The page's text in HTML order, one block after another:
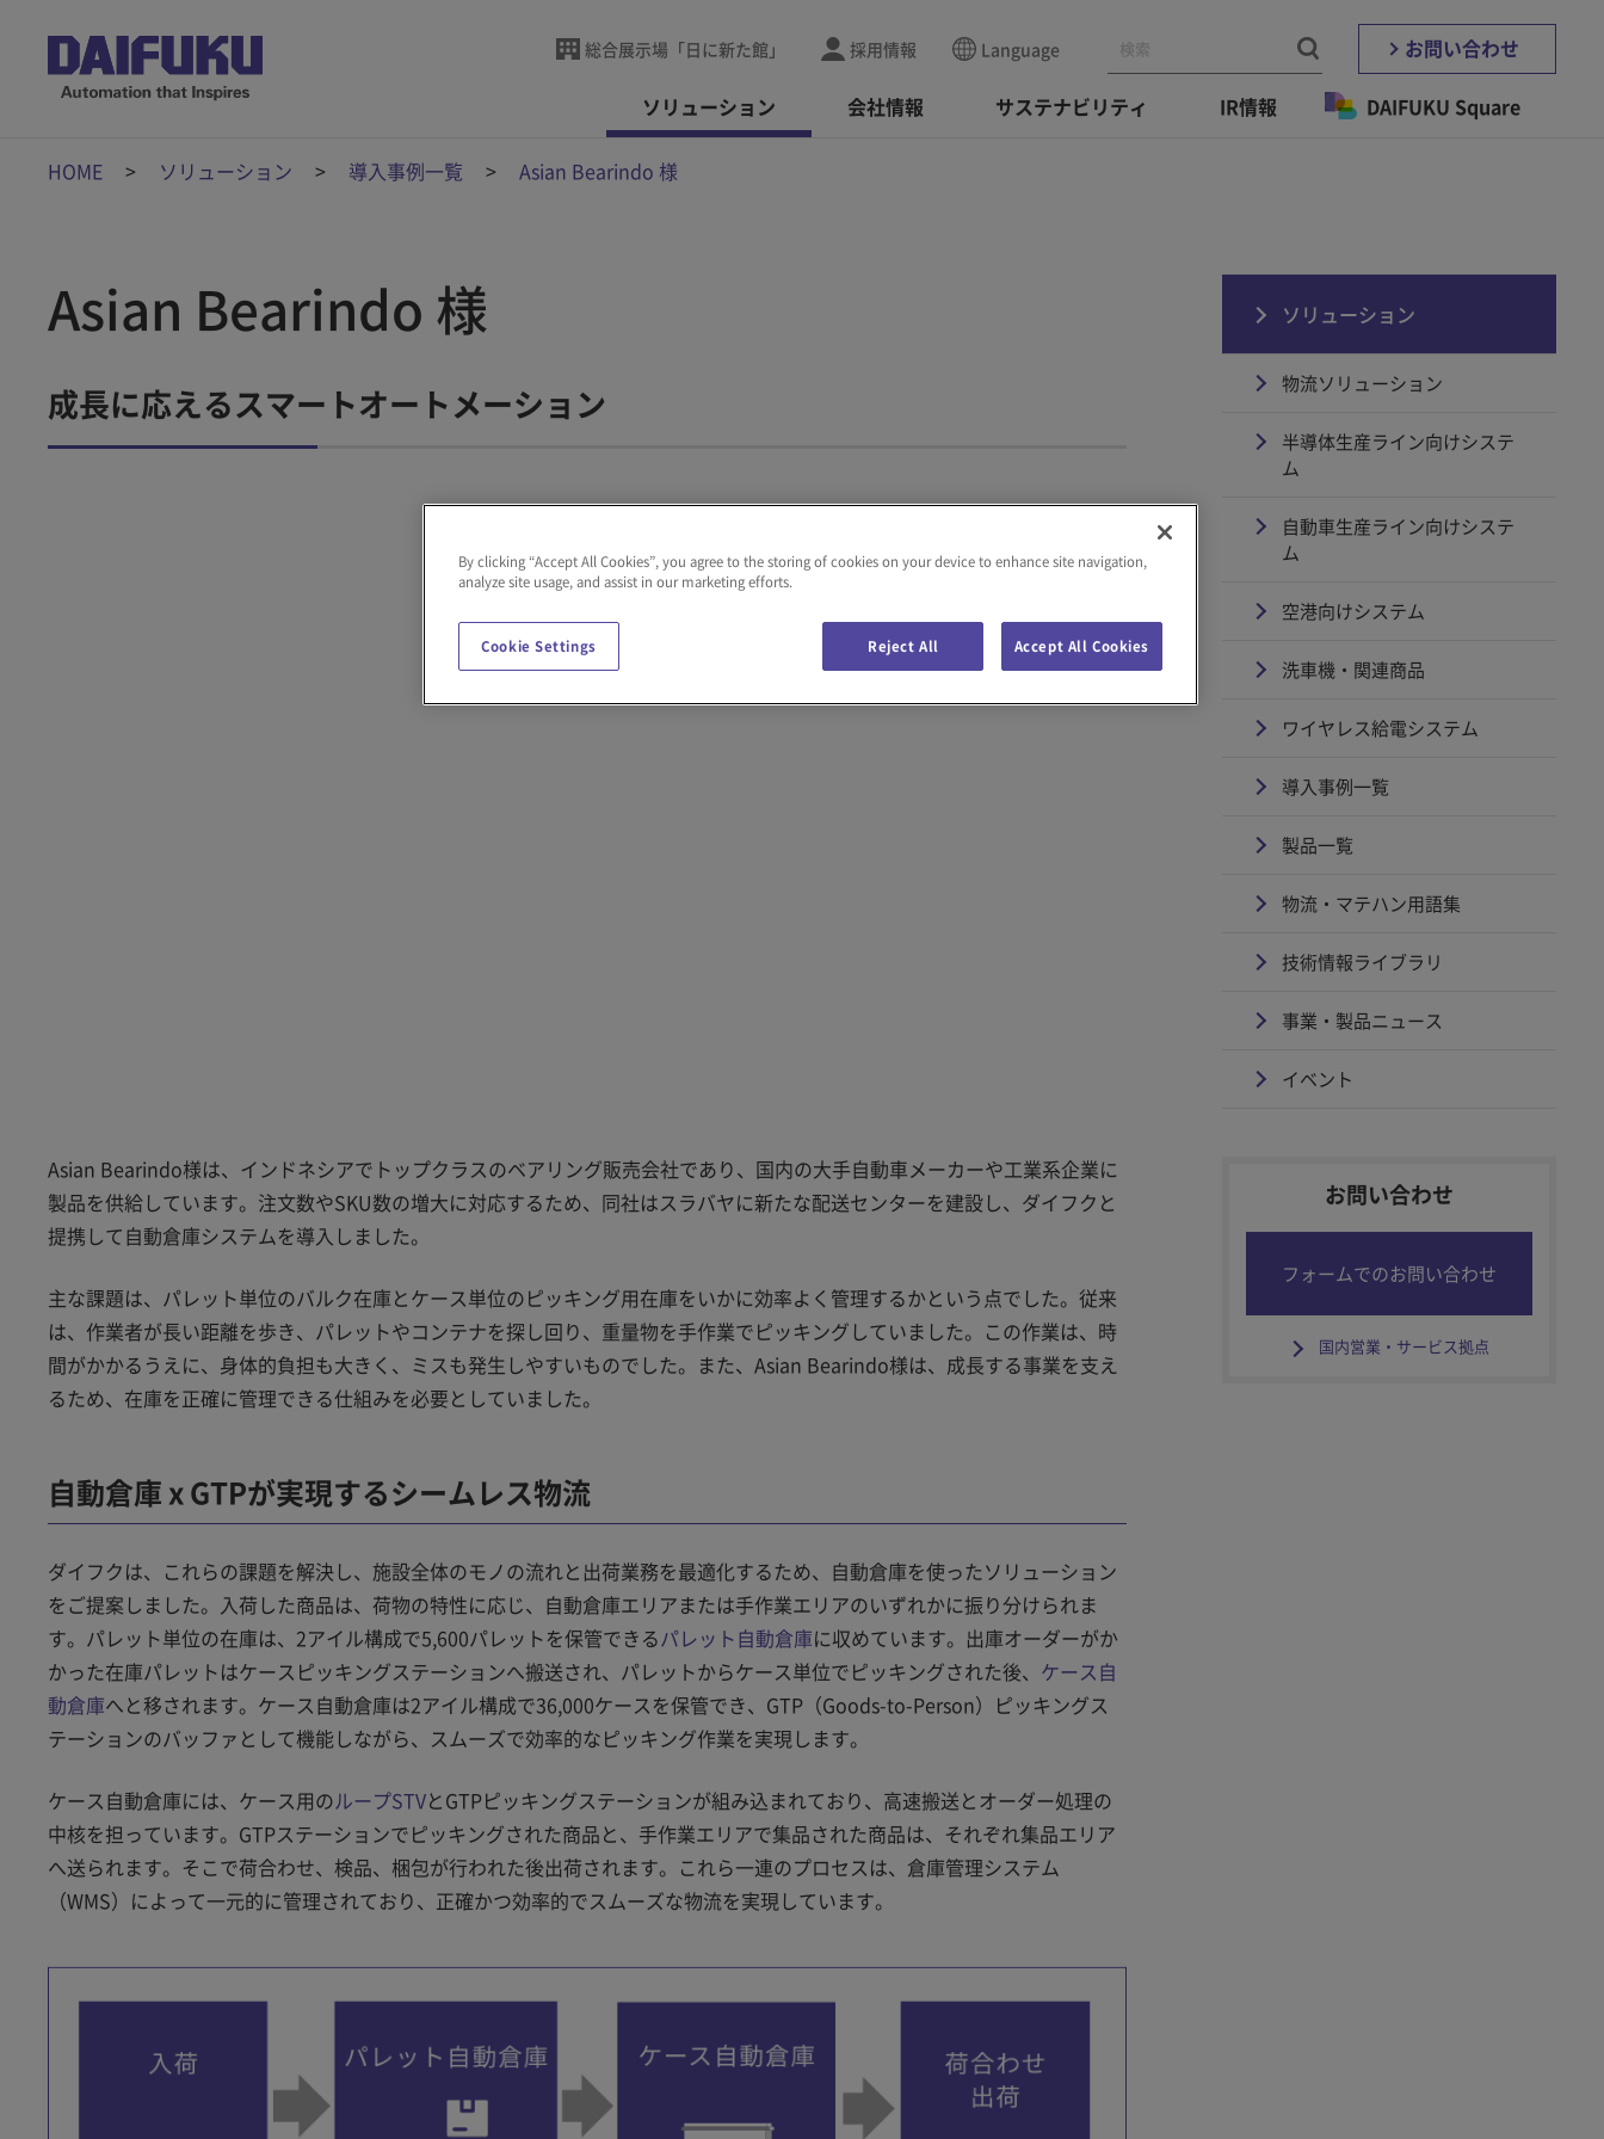
総合展示場「日に新た館」 採用情報 Language お問い合わせ
ソリューション 会社情報 サステナビリティ IR情報 DAIFUKU Square
HOME ソリューション 導入事例一覧 Asian Bearindo 様
Asian Bearindo 様
成長に応えるスマートオートメーション
Asian Bearindo様は、インドネシアでトップクラスのベアリング販売会社であり、国内の大手自動車メーカーや工業系企業に
製品を供給しています。注文数やSKU数の増大に対応するため、同社はスラバヤに新たな配送センターを建設し、ダイフクと
提携して自動倉庫システムを導入しました。
主な課題は、パレット単位のバルク在庫とケース単位のピッキング用在庫をいかに効率よく管理するかという点でした。従来
は、作業者が長い距離を歩き、パレットやコンテナを探し回り、重量物を手作業でピッキングしていました。この作業は、時
間がかかるうえに、身体的負担も大きく、ミスも発生しやすいものでした。また、Asian Bearindo様は、成長する事業を支え
るため、在庫を正確に管理できる仕組みを必要としていました。
自動倉庫 x GTPが実現するシームレス物流
ダイフクは、これらの課題を解決し、施設全体のモノの流れと出荷業務を最適化するため、自動倉庫を使ったソリューション
をご提案しました。入荷した商品は、荷物の特性に応じ、自動倉庫エリアまたは手作業エリアのいずれかに振り分けられま
す。パレット単位の在庫は、2アイル構成で5,600パレットを保管できるパレット自動倉庫に収めています。出庫オーダーがか
かった在庫パレットはケースピッキングステーションへ搬送され、パレットからケース単位でピッキングされた後、 ケース自
動倉庫へと移されます。ケース自動倉庫は2アイル構成で36,000ケースを保管でき、GTP（Goods-to-Person）ピッキングス
テーションのバッファとして機能しながら、スムーズで効率的なピッキング作業を実現します。
ケース自動倉庫には、ケース用のループSTVとGTPピッキングステーションが組み込まれており、高速搬送とオーダー処理の
中核を担っています。GTPステーションでピッキングされた商品と、手作業エリアで集品された商品は、それぞれ集品エリア
へ送られます。そこで荷合わせ、検品、梱包が行われた後出荷されます。これら一連のプロセスは、倉庫管理システム
（WMS）によって一元的に管理されており、正確かつ効率的でスムーズな物流を実現しています。
ソリューション
物流ソリューション
半導体生産ライン向けシステ
ム
自動車生産ライン向けシステ
ム
空港向けシステム
洗車機・関連商品
ワイヤレス給電システム
導入事例一覧
製品一覧
物流・マテハン用語集
技術情報ライブラリ
事業・製品ニュース
イベント
お問い合わせ
フォームでのお問い合わせ
国内営業・サービス拠点
By clicking “Accept All Cookies”, you agree to the storing of cookies on your device to enhance site navigation,
analyze site usage, and assist in our marketing efforts.
Cookie Settings Reject All Accept All Cookies